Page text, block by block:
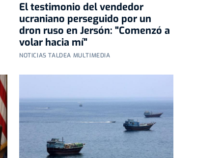
El testimonio del vendedor
ucraniano perseguido por un
dron ruso en Jersón: "Comenzó a
volar hacia mí"
NOTICIAS TALDEA MULTIMEDIA